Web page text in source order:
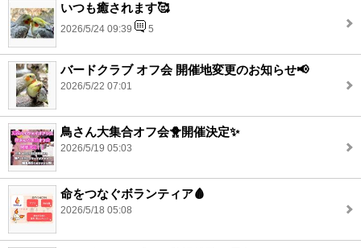
いつも癒されます🥰
2026/5/24 09:39 5
バードクラブ オフ会 開催地変更のお知らせ📢
2026/5/22 07:01
鳥さん大集合オフ会🐥開催決定✨
2026/5/19 05:03
命をつなぐボランティア🩸
2026/5/18 05:08